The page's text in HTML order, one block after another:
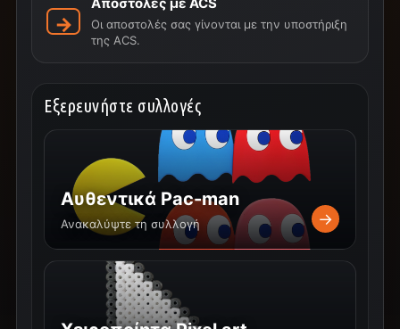
Οι αποστολές σας γίνονται με την υποστήριξη
της ACS.
Εξερευνήστε συλλογές
Αυθεντικά Pac-man
Ανακαλύψτε τη συλλογή →